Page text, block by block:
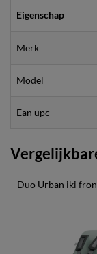
Eigenschap
Merk
Model
Ean upc
Duo Urban iki